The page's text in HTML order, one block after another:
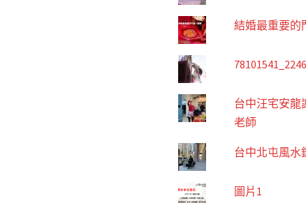
結婚最重要
台中汪宅安龍
老師
台中北屯風水
圖片1